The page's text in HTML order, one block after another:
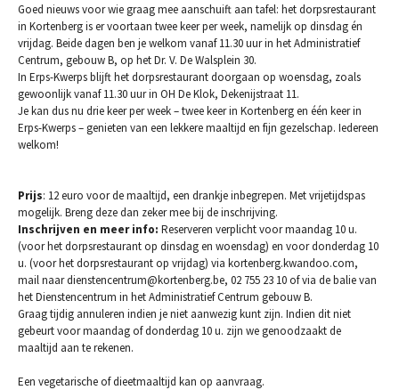
Goed nieuws voor wie graag mee aanschuift aan tafel: het dorpsrestaurant
in Kortenberg is er voortaan twee keer per week, namelijk op dinsdag én
vrijdag. Beide dagen ben je welkom vanaf 11.30 uur in het Administratief
Centrum, gebouw B, op het Dr. V. De Walsplein 30.
In Erps-Kwerps blijft het dorpsrestaurant doorgaan op woensdag, zoals
gewoonlijk vanaf 11.30 uur in OH De Klok, Dekenijstraat 11.
Je kan dus nu drie keer per week – twee keer in Kortenberg en één keer in
Erps-Kwerps – genieten van een lekkere maaltijd en fijn gezelschap. Iedereen
welkom!
Prijs: 12 euro voor de maaltijd, een drankje inbegrepen. Met vrijetijdspas
mogelijk. Breng deze dan zeker mee bij de inschrijving.
Inschrijven en meer info: Reserveren verplicht voor maandag 10 u.
(voor het dorpsrestaurant op dinsdag en woensdag) en voor donderdag 10
u. (voor het dorpsrestaurant op vrijdag) via kortenberg.kwandoo.com,
mail naar dienstencentrum@kortenberg.be, 02 755 23 10 of via de balie van
het Dienstencentrum in het Administratief Centrum gebouw B.
Graag tijdig annuleren indien je niet aanwezig kunt zijn. Indien dit niet
gebeurt voor maandag of donderdag 10 u. zijn we genoodzaakt de
maaltijd aan te rekenen.
Een vegetarische of dieetmaaltijd kan op aanvraag.